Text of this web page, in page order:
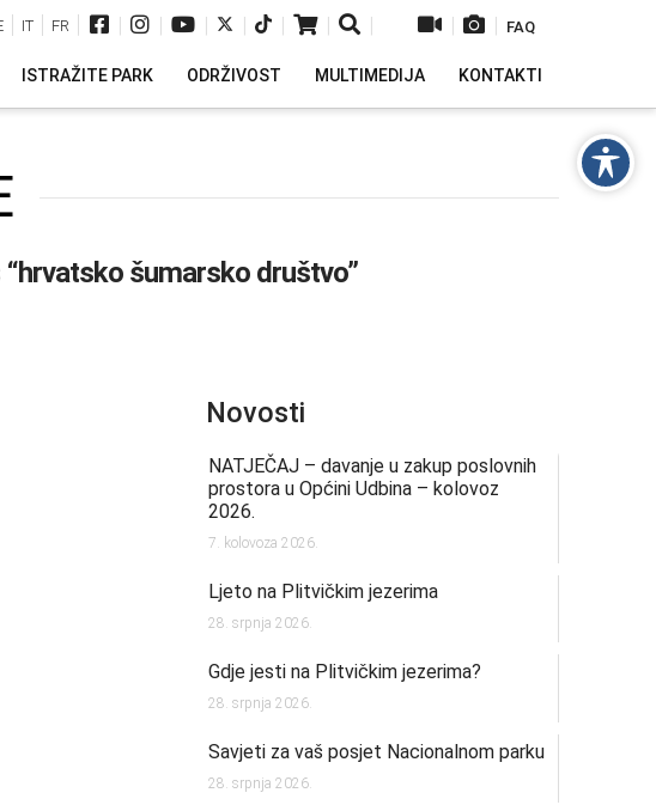
| | | | | | | | | FAQ
IT FR
ISTRAŽITE PARK ODRŽIVOST MULTIMEDIJA KONTAKTI
“hrvatsko šumarsko društvo”
Novosti
NATJEČAJ – davanje u zakup poslovnih
prostora u Općini Udbina – kolovoz
2026.
7. kolovoza 2026.
Ljeto na Plitvičkim jezerima
28. srpnja 2026.
Gdje jesti na Plitvičkim jezerima?
28. srpnja 2026.
Savjeti za vaš posjet Nacionalnom parku
28. srpnja 2026.